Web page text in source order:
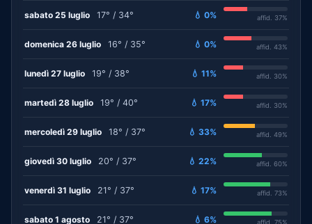
sabato 25 luglio 17° / 34° 💧 0% affid. 37%
domenica 26 luglio 16° / 35° 💧 0% affid. 43%
lunedì 27 luglio 19° / 38° 💧 11% affid. 30%
martedì 28 luglio 19° / 40° 💧 17% affid. 30%
mercoledì 29 luglio 18° / 37° 💧 33% affid. 49%
giovedì 30 luglio 20° / 37° 💧 22% affid. 60%
venerdì 31 luglio 21° / 37° 💧 17% affid. 73%
sabato 1 agosto 21° / 37° 💧 6% affid. 75%